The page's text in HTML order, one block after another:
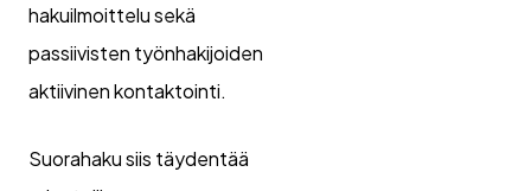
hakuilmoittelu sekä
passiivisten työnhakijoiden
aktiivinen kontaktointi.
Suorahaku siis täydentää